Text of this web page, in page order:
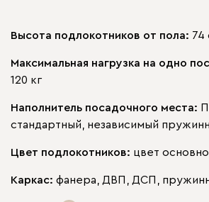
Сосна
Высота подлокотников от пола: 74
Максимальная нагрузка на одно
120 кг
Наполнитель посадочного места:
стандартный, независимый
Цвет подлокотников: цвет
Каркас: фанера, ДВП, ДСП,